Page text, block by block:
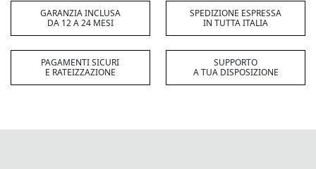
GARANZIA INCLUSA
DA 12 A 24 MESI
SPEDIZIONE ESPRESSA
IN TUTTA ITALIA
PAGAMENTI SICURI
E RATEIZZAZIONE
SUPPORTO
A TUA DISPOSIZIONE